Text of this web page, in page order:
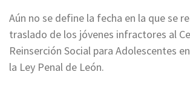
Aún no se define la fecha en la que se
traslado de los jóvenes infractores al
Reinserción Social para Adolescentes
la Ley Penal de León.